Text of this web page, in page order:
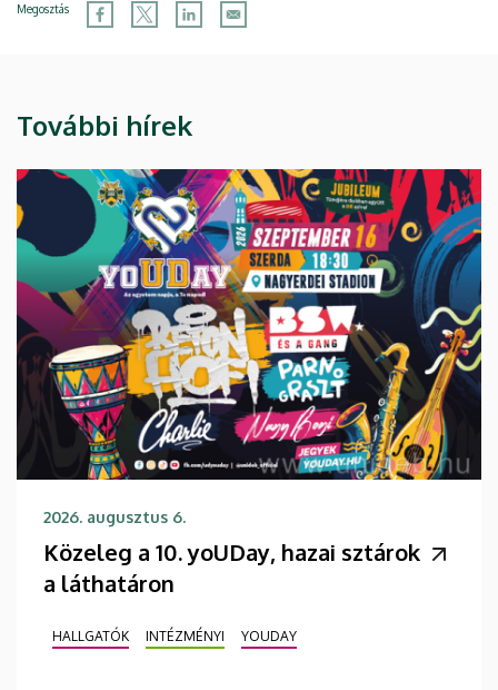
Megosztás
További hírek
2026. augusztus 6.
Közeleg a 10. yoUDay, hazai sztárok
a láthatáron
HALLGATÓK INTÉZMÉNYI YOUDAY